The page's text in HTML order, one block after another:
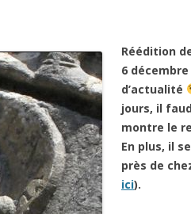
Réédition
6
d’actualité
jours, il
montre le
En plus, il
près de
ici).